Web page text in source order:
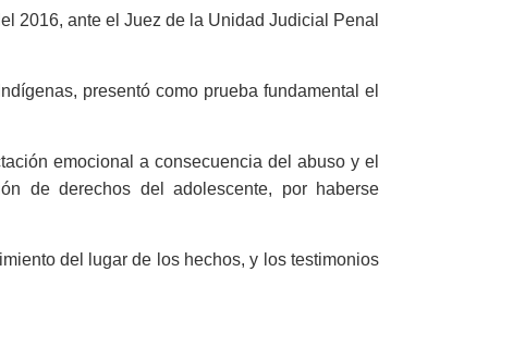
2016, ante el Juez de la Unidad Judicial Penal
presentó como prueba fundamental el
emocional a consecuencia del abuso y el
de derechos del adolescente, por haberse
del lugar de los hechos, y los testimonios